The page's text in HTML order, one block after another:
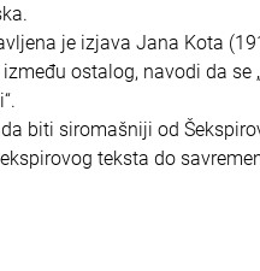
je izjava Jana Kota
ostalog, navodi da
biti siromašniji od
teksta do